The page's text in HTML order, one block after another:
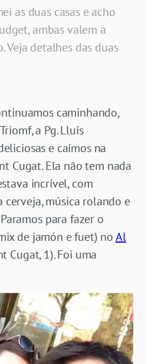
as duas casas e acho
ambas valem a
Veja detalhes das duas
caminhando,
a Pg. Lluís
e caímos na
Cugat. Ela não tem nada
incrível, com
cerveja, música rolando e
para fazer o
de jamón e fuet) noAl
Cugat, 1). Foi uma